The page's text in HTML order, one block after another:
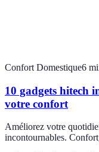
Confort Domestique6
10 gadgets hitech
votre confort
Améliorez votre
incontournables.